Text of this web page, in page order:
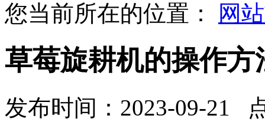
您当前所在的位置：
网
草莓旋耕机的操作方
发布时间：2023-09-21